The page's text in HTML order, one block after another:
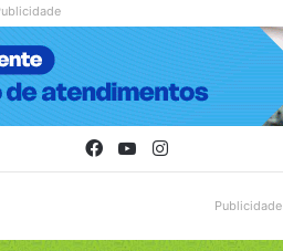
Facebook
YouTubeInstagram
Publicidade